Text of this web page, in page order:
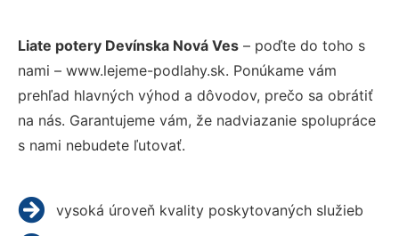
Liate potery Devínska Nová Ves – poďte do toho s
nami – www.lejeme-podlahy.sk. Ponúkame vám
prehľad hlavných výhod a dôvodov, prečo sa obrátiť
na nás. Garantujeme vám, že nadviazanie spolupráce
s nami nebudete ľutovať.
vysoká úroveň kvality poskytovaných služieb